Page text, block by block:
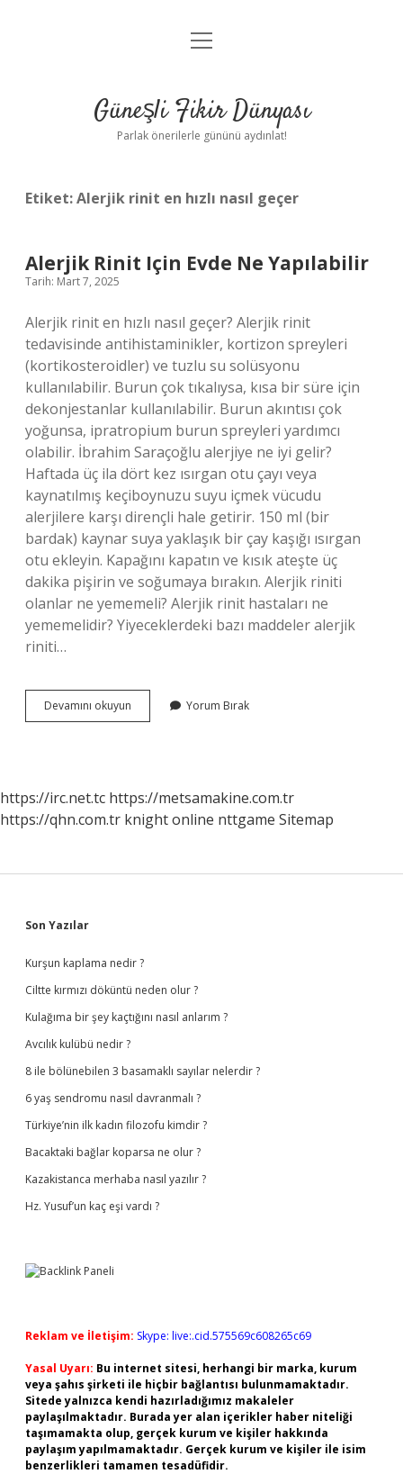
Anasayfa
Yasal Uyarı
menüyü
Güneşli Fikir Dünyası
Parlak önerilerle gününü aydınlat!
Etiket:Alerjik rinit en hızlı nasıl geçer
Alerjik Rinit Için Evde Ne Yapılabilir
Tarih: Mart 7, 2025
Alerjik rinit en hızlı nasıl geçer? Alerjik rinit
tedavisinde antihistaminikler, kortizon spreyleri
(kortikosteroidler) ve tuzlu su solüsyonu
kullanılabilir. Burun çok tıkalıysa, kısa bir süre için
dekonjestanlar kullanılabilir. Burun akıntısı çok
yoğunsa, ipratropium burun spreyleri yardımcı
olabilir. İbrahim Saraçoğlu alerjiye ne iyi gelir?
Haftada üç ila dört kez ısırgan otu çayı veya
kaynatılmış keçiboynuzu suyu içmek vücudu
alerjilere karşı dirençli hale getirir. 150 ml (bir
bardak) kaynar suya yaklaşık bir çay kaşığı ısırgan
otu ekleyin. Kapağını kapatın ve kısık ateşte üç
dakika pişirin ve soğumaya bırakın. Alerjik riniti
olanlar ne yememeli? Alerjik rinit hastaları ne
yememelidir? Yiyeceklerdeki bazı maddeler alerjik
riniti…
Devamını okuyun
Rinit
Yorum Bırak
https://irc.net.tc https://metsamakine.com.tr
https://qhn.com.tr knight online nttgame Sitemap
Sidebar
Son Yazılar
Kurşun kaplama nedir ?
Ciltte kırmızı döküntü neden olur ?
Kulağıma bir şey kaçtığını nasıl anlarım ?
Avcılık kulübü nedir ?
8 ile bölünebilen 3 basamaklı sayılar nelerdir ?
6 yaş sendromu nasıl davranmalı ?
Türkiye’nin ilk kadın filozofu kimdir ?
Bacaktaki bağlar koparsa ne olur ?
Kazakistanca merhaba nasıl yazılır ?
Hz. Yusuf’un kaç eşi vardı ?
Reklam ve İletişim: Skype: live:.cid.575569c608265c69
Yasal Uyarı: Bu internet sitesi, herhangi bir marka, kurum
veya şahıs şirketi ile hiçbir bağlantısı bulunmamaktadır.
Sitede yalnızca kendi hazırladığımız makaleler
paylaşılmaktadır. Burada yer alan içerikler haber niteliği
taşımamakta olup, gerçek kurum ve kişiler hakkında
paylaşım yapılmamaktadır. Gerçek kurum ve kişiler ile isim
benzerlikleri tamamen tesadüfidir.